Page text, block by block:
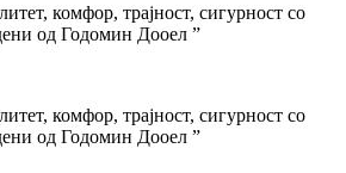
комфор, трајност, сигурност со
од Годомин Дооел ”
комфор, трајност, сигурност со
од Годомин Дооел ”